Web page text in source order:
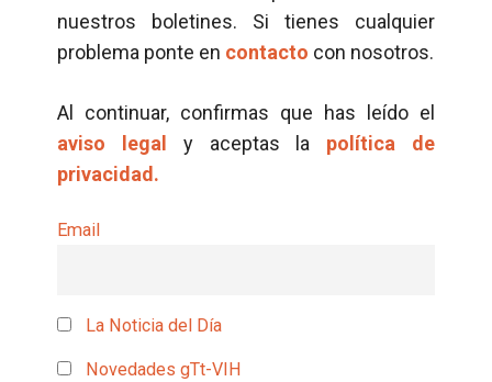
nuestros boletines. Si tienes cualquier
problema ponte en contacto con nosotros.
Al continuar, confirmas que has leído el
aviso legal
y aceptas la política de
privacidad.
Email
La Noticia del Día
Novedades gTt-VIH